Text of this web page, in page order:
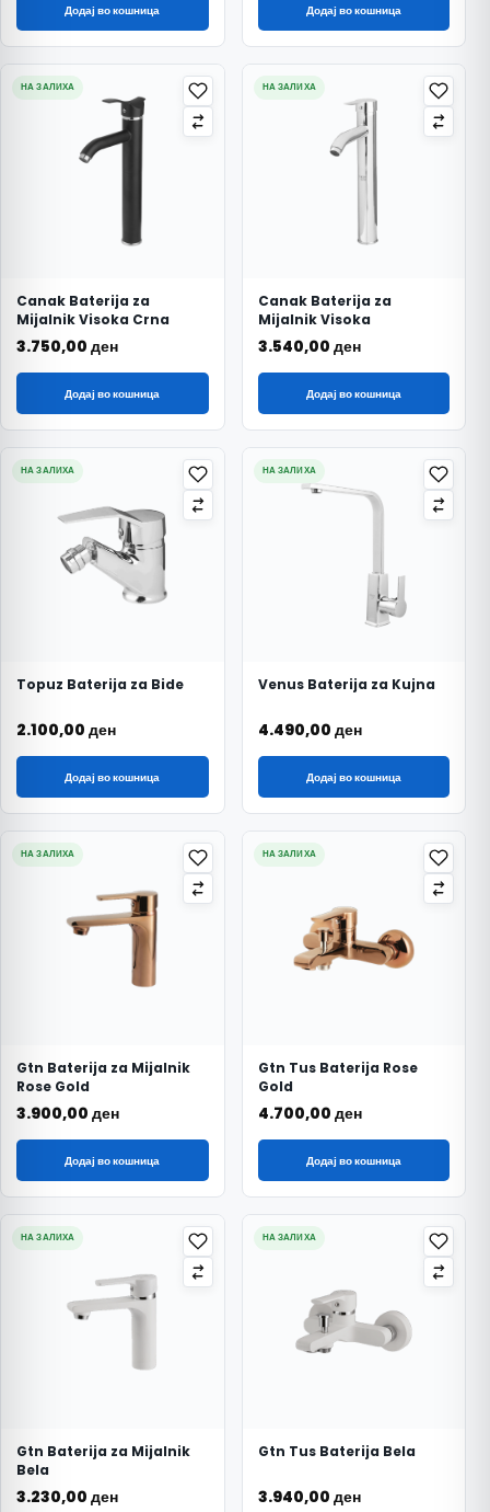
Додај во кошница Додај во кошница
НА ЗАЛИХА
Canak Baterija za
Mijalnik Visoka Crna
3.750,00 ден
Додај во кошница
НА ЗАЛИХА
Canak Baterija za
Mijalnik Visoka
3.540,00 ден
Додај во кошница
НА ЗАЛИХА
Topuz Baterija za Bide
2.100,00 ден
Додај во кошница
НА ЗАЛИХА
Venus Baterija za Kujna
4.490,00 ден
Додај во кошница
НА ЗАЛИХА
Gtn Baterija za Mijalnik
Rose Gold
3.900,00 ден
Додај во кошница
НА ЗАЛИХА
Gtn Tus Baterija Rose
Gold
4.700,00 ден
Додај во кошница
НА ЗАЛИХА
Gtn Baterija za Mijalnik
Bela
3.230,00 ден
НА ЗАЛИХА
Gtn Tus Baterija Bela
3.940,00 ден